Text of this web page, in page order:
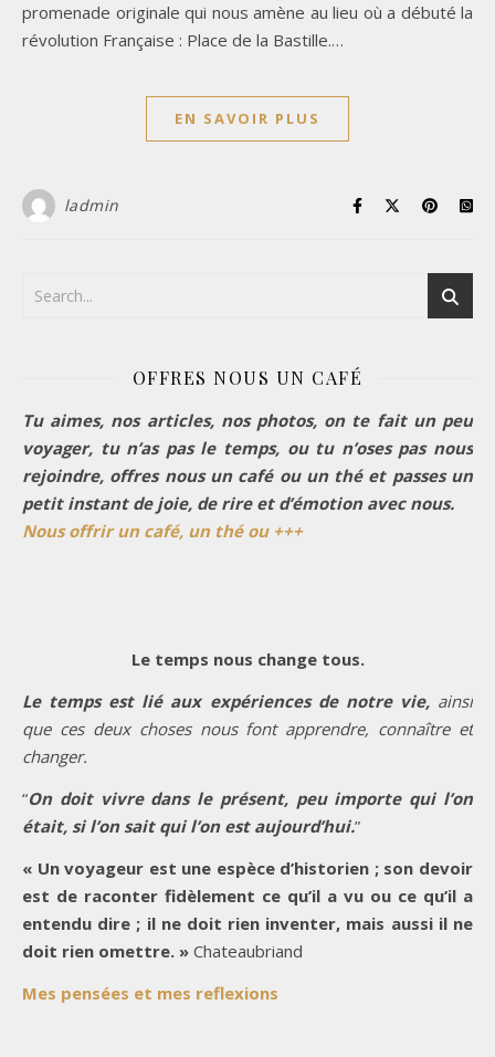
promenade originale qui nous amène au lieu où a débuté la
révolution Française : Place de la Bastille.…
EN SAVOIR PLUS
ladmin
OFFRES NOUS UN CAFÉ
Tu aimes, nos articles, nos photos, on te fait un peu
voyager, tu n’as pas le temps, ou tu n’oses pas nous
rejoindre, offres nous un café ou un thé et passes un
petit instant de joie, de rire et d’émotion avec nous.
Nous offrir un café, un thé ou +++
Le temps nous change tous.
Le temps est lié aux expériences de notre vie, ainsi
que ces deux choses nous font apprendre, connaître et
changer.
“On doit vivre dans le présent, peu importe qui l’on
était, si l’on sait qui l’on est aujourd’hui.”
« Un voyageur est une espèce d’historien ; son devoir
est de raconter fidèlement ce qu’il a vu ou ce qu’il a
entendu dire ; il ne doit rien inventer, mais aussi il ne
doit rien omettre. » Chateaubriand
Mes pensées et mes reflexions